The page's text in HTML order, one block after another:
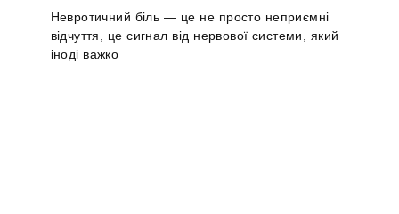
Невротичний біль — це не просто неприємні
відчуття, це сигнал від нервової системи, який
іноді важко